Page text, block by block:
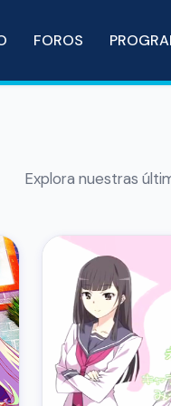
FOROS
Explora nuestras